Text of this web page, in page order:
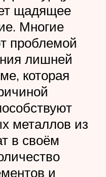
щадящее
Многие
проблемой
лишней
которая
металлов из
в своём
и